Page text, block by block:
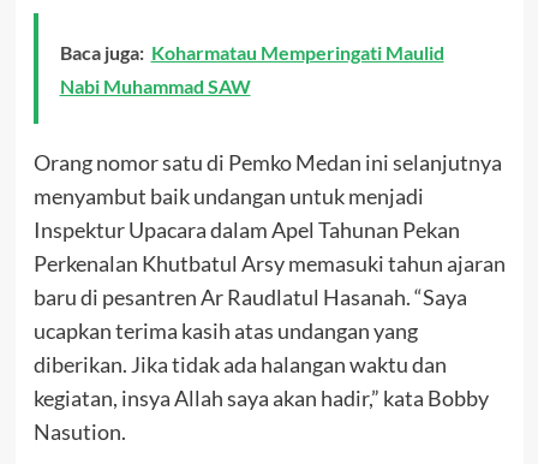
Baca juga: Koharmatau Memperingati Maulid
Nabi Muhammad SAW
Orang nomor satu di Pemko Medan ini selanjutnya
menyambut baik undangan untuk menjadi
Inspektur Upacara dalam Apel Tahunan Pekan
Perkenalan Khutbatul Arsy memasuki tahun ajaran
baru di pesantren Ar Raudlatul Hasanah. “Saya
ucapkan terima kasih atas undangan yang
diberikan. Jika tidak ada halangan waktu dan
kegiatan, insya Allah saya akan hadir,” kata Bobby
Nasution.